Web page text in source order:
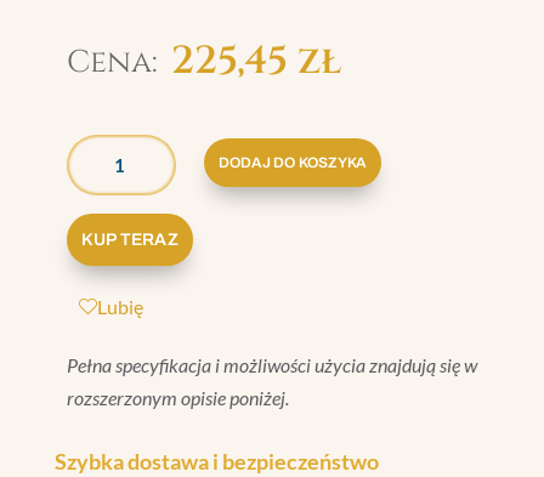
225,45 zł
GRAZIA
EPOQUE
MEDICI
BOTTLE
20X80
DODAJ DO KOSZYKA
KUP TERAZ
Lubię
Pełna specyfikacja i możliwości użycia znajdują się w
rozszerzonym opisie poniżej.
Szybka dostawa i bezpieczeństwo